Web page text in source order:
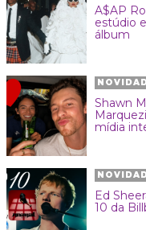
A$AP
estúdio
álbum
Shawn
mídia
Ed
10 da